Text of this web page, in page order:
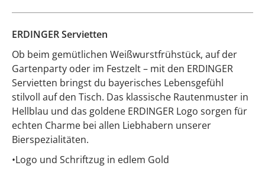
ERDINGER Servietten
Ob beim gemütlichen Weißwurstfrühstück, auf der
Gartenparty oder im Festzelt – mit den ERDINGER
Servietten bringst du bayerisches Lebensgefühl
stilvoll auf den Tisch. Das klassische Rautenmuster in
Hellblau und das goldene ERDINGER Logo sorgen für
echten Charme bei allen Liebhabern unserer
Bierspezialitäten.
•Logo und Schriftzug in edlem Gold